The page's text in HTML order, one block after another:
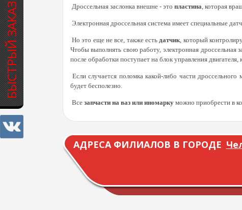
БЫСТРЫЙ ЗАКАЗ Дроссельная заслонка внешне - это пластина, которая
Электронная дроссельная система имеет специальные
Но это еще не все, также естьдатчик, который
Чтобы выполнять свою работу, электронная
после обработки поступает на блок управления
Если случается поломка какой-либо части
будет бесполезно.
Все запчасти на ваз или иномаркуможно приобрести в
АДРЕСА ФИЛИАЛОВ В ГОРОДЕ